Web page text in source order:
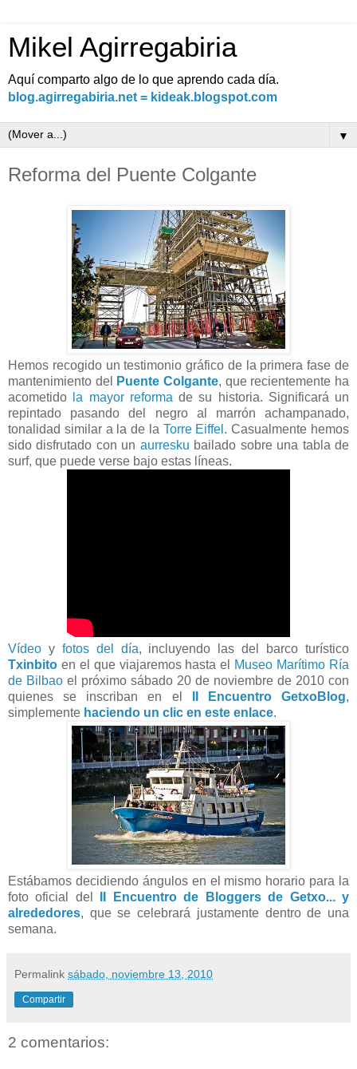
Mikel Agirregabiria
Aquí comparto algo de lo que aprendo cada día.
blog.agirregabiria.net = kideak.blogspot.com
▼
Reforma del Puente Colgante
Hemos recogido un testimonio gráfico de la primera fase de
mantenimiento del
Puente Colgante, que recientemente ha
acometido
la mayor reforma de su historia. Significará un
repintado pasando del negro al marrón achampanado,
tonalidad similar a la de la Torre Eiffel . Casualmente hemos
sido disfrutado con un aurresku bailado sobre una tabla de
surf, que puede verse bajo estas líneas.
Vídeo y fotos del día, incluyendo las del barco turístico
Txinbito en el que viajaremos hasta el
Museo Marítimo Ría
de Bilbao el próximo sábado 20 de noviembre de 2010 con
quienes se inscriban en el
II Encuentro GetxoBlog,
simplemente haciendo un clic en este enlace.
Estábamos decidiendo ángulos en el mismo horario para la
foto oficial del
II Encuentro de Bloggers de Getxo... y
alrededores, que se celebrará justamente dentro de una
semana.
Permalink sábado, noviembre 13, 2010
Compartir
2 comentarios: